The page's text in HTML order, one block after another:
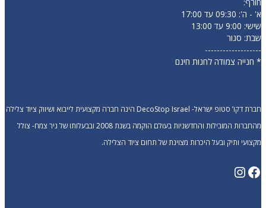
א' - ה': 09:30 עד 17:00
שישי: 9:00 עד 13:00
שבת: סגור
-------------------
* חנייה צמודה לחנות חינם
חברת דקו’ סטופ ישראל- DecoStop Israel הינה חברה מקצועית לייבוא ושיווק ציוד צלילה
מהחברות המובילות והחדשניות בעולם הוקמה בשנת 2008 ובבעלותו של ניר צמח- צולל
מקצועי ותיק ובעל היכרות מצוינת של תחום ציוד הצלילה.
Facebook
Instagram